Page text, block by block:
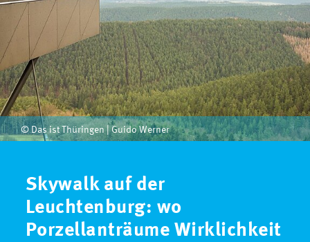
© Das ist Thüringen | Guido Werner
Skywalk auf der
Leuchtenburg: wo
Porzellanträume Wirklichkeit